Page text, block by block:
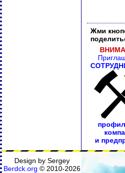
Жми
и
Design by Sergey
Berdck.org © 2010-2026